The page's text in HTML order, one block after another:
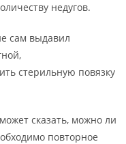
недугов.
сам выдавил
стерильную повязку
сказать, можно ли
повторное